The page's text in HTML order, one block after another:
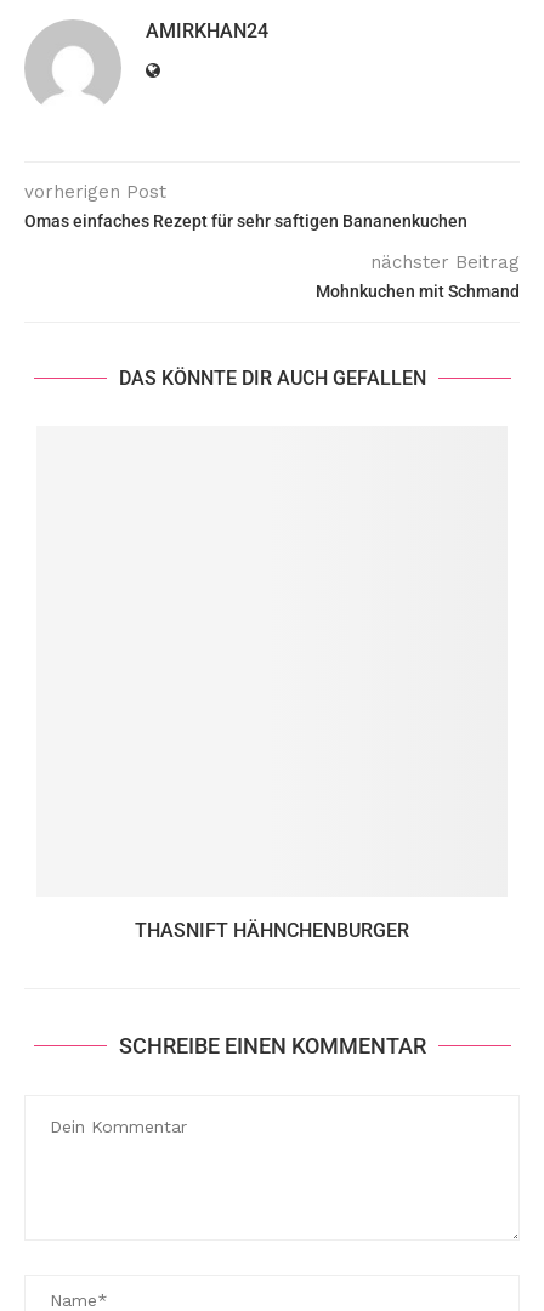
AMIRKHAN24
vorherigen Post
Omas einfaches Rezept für sehr saftigen Bananenkuchen
nächster Beitrag
Mohnkuchen mit Schmand
DAS KÖNNTE DIR AUCH GEFALLEN
THASNIFT HÄHNCHENBURGER
SCHREIBE EINEN KOMMENTAR